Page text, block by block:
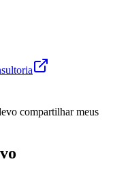
compartilhar meus